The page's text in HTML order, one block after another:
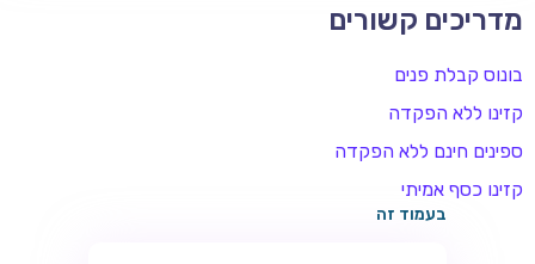
מדריכים קשורים
בונוס קבלת פנים
קזינו ללא הפקדה
ספינים חינם ללא הפקדה
קזינו כסף אמיתי
בעמוד זה